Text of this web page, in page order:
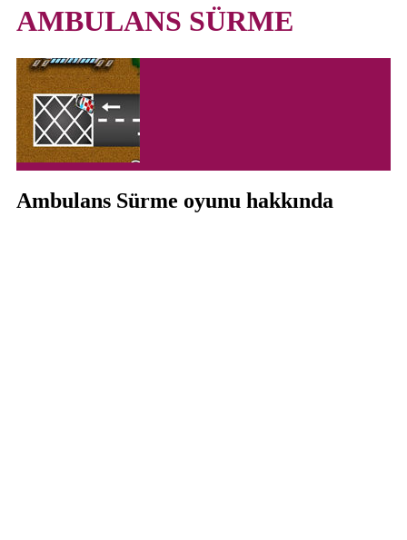
AMBULANS SÜRME
Ambulans Sürme oyunu hakkında